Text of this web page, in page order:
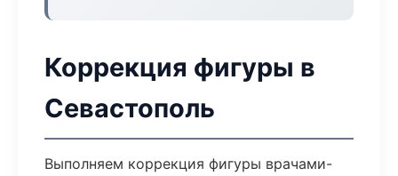
Коррекция фигуры в
Севастополь
Выполняем коррекция фигуры врачами-